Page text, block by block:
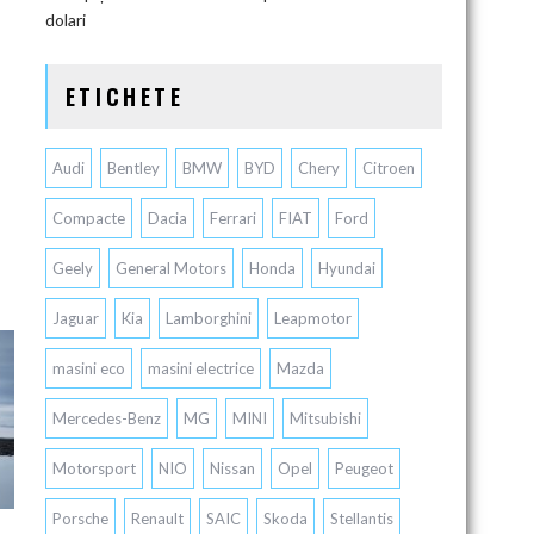
dolari
ETICHETE
Audi Bentley BMW BYD Chery Citroen
Compacte Dacia Ferrari FIAT Ford
Geely General Motors Honda Hyundai
Jaguar Kia Lamborghini Leapmotor
masini eco masini electrice Mazda
Mercedes-Benz MG MINI Mitsubishi
Motorsport NIO Nissan Opel Peugeot
Porsche Renault SAIC Skoda Stellantis